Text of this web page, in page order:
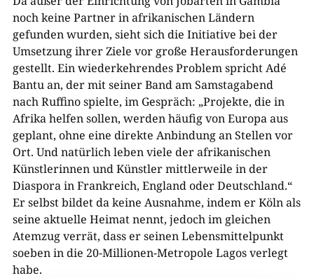
noch keine Partner in afrikanischen Ländern
gefunden wurden, sieht sich die Initiative bei der
Umsetzung ihrer Ziele vor große Herausforderungen
gestellt. Ein wiederkehrendes Problem spricht Adé
Bantu an, der mit seiner Band am Samstagabend
nach Ruffino spielte, im Gespräch: „Projekte, die in
Afrika helfen sollen, werden häufig von Europa aus
geplant, ohne eine direkte Anbindung an Stellen vor
Ort. Und natürlich leben viele der afrikanischen
Künstlerinnen und Künstler mittlerweile in der
Diaspora in Frankreich, England oder Deutschland.“
Er selbst bildet da keine Ausnahme, indem er Köln als
seine aktuelle Heimat nennt, jedoch im gleichen
Atemzug verrät, dass er seinen Lebensmittelpunkt
soeben in die 20-Millionen-Metropole Lagos verlegt
habe.